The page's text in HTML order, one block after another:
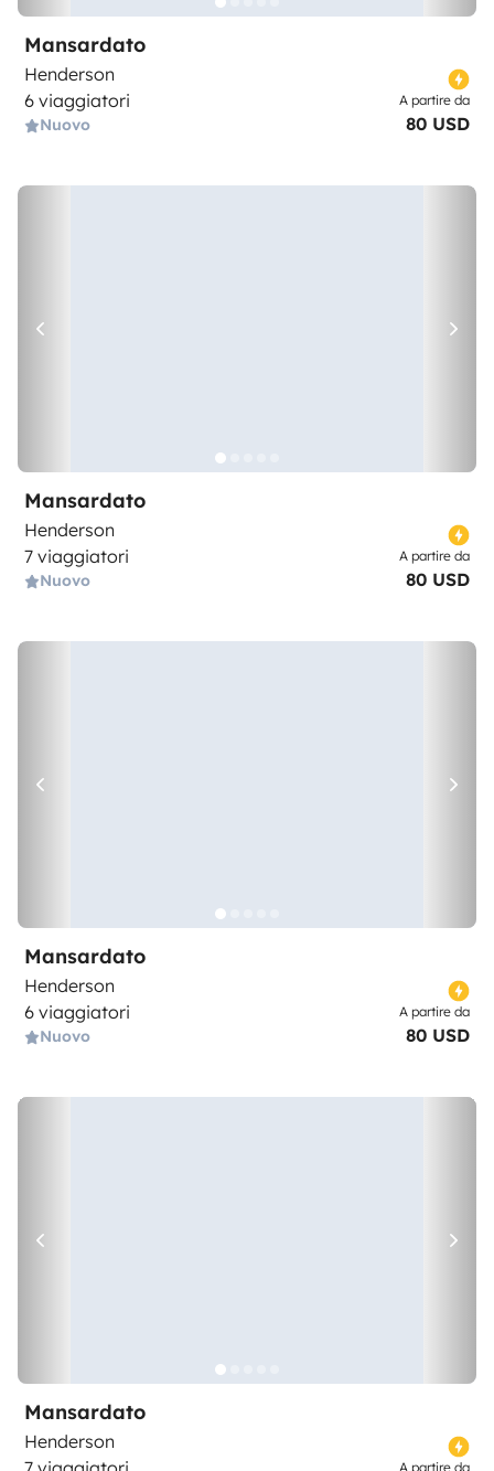
Mansardato
Henderson
6 viaggiatori
Nuovo
A partire da
80 USD
Mansardato
Henderson
7 viaggiatori
Nuovo
A partire da
80 USD
Mansardato
Henderson
6 viaggiatori
Nuovo
A partire da
80 USD
Mansardato
Henderson
A partire da